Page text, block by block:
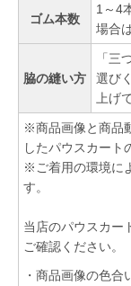
ゴム本数
1～4
場合
脇の縫い方
「三
選び
上げ
※商品画像と商品
したパウスカート
※ご着用の環境に
す。
当店のパウスカー
ご確認ください。
・商品画像の色